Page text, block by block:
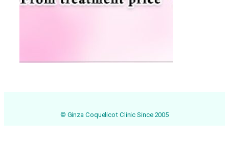
© Ginza Coquelicot Clinic Since 2005